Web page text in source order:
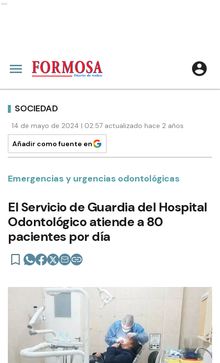
Ads
SOCIEDAD
14 de mayo de 2024 | 02:57 actualizado hace 2 años
Añadir como fuente en
Emergencias y urgencias odontológicas
El Servicio de Guardia del Hospital
Odontológico atiende a 80
pacientes por día